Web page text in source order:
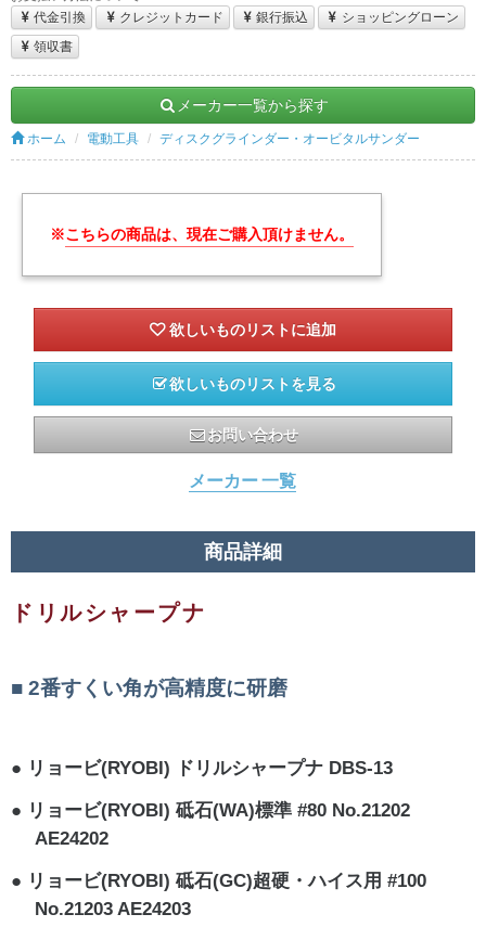
代金引換
クレジットカード 銀行振込
ショッピングローン
領収書
メーカー一覧から探す
ホーム 電動工具 ディスクグラインダー・オービタルサンダー
※こちらの商品は、現在ご購入頂けません。
欲しいものリストを見る
お問い合わせ
メーカー 一覧
商品詳細
ドリルシャープナ
2番すくい角が高精度に研磨
リョービ(RYOBI) ドリルシャープナ DBS-13
リョービ(RYOBI) 砥石(WA)標準 #80 No.21202
AE24202
リョービ(RYOBI) 砥石(GC)超硬・ハイス用 #100
No.21203 AE24203